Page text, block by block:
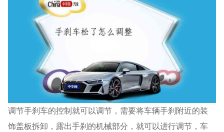
调节手刹车的控制就可以调节，需要将车辆手刹附近的装
饰盖板拆卸，露出手刹的机械部分，就可以进行调节，车